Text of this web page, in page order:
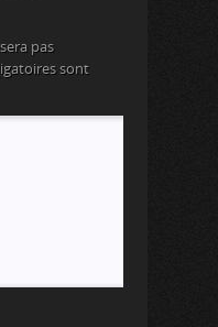
pas
sont